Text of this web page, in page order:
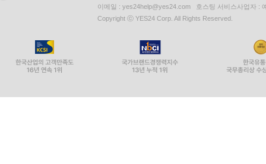
이메일 : yes24help@yes24.com 호스팅 서비스사업자 :
Copyright ⓒ YES24 Corp. All Rights Reserved.